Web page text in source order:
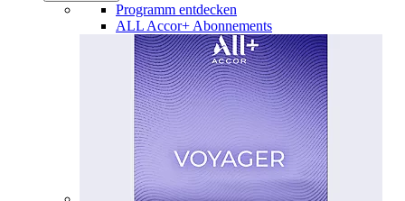
Programm entdecken
ALL Accor+ Abonnements